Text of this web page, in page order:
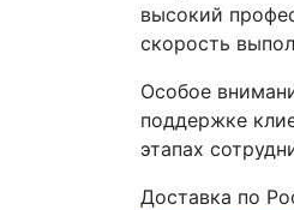
высокий
скорость
Особое
поддержке
этапах
Доставка по